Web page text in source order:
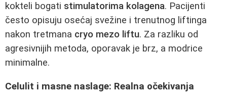
kokteli bogati stimulatorima kolagena. Pacijenti
često opisuju osećaj svežine i trenutnog liftinga
nakon tretmana cryo mezo liftu. Za razliku od
agresivnijih metoda, oporavak je brz, a modrice
minimalne.
Celulit i masne naslage: Realna očekivanja